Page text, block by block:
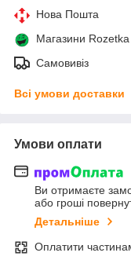
Нова Пошта
Магазини Rozetka
Самовивіз
Всі умови доставки
Умови оплати
Ви отримаєте
або гроші
Детальніше
Оплатити